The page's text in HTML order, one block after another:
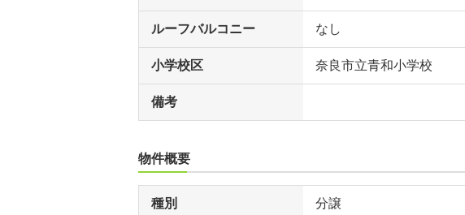
ルーフバルコニー なし
小学校区 奈良市立青和小学校
備考
物件概要
種別 分譲